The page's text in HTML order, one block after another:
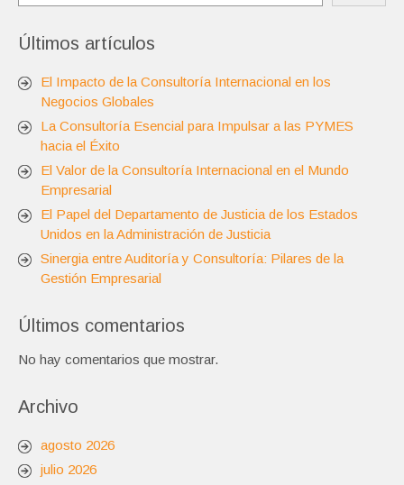
Últimos artículos
El Impacto de la Consultoría Internacional en los
Negocios Globales
La Consultoría Esencial para Impulsar a las PYMES
hacia el Éxito
El Valor de la Consultoría Internacional en el Mundo
Empresarial
El Papel del Departamento de Justicia de los Estados
Unidos en la Administración de Justicia
Sinergia entre Auditoría y Consultoría: Pilares de la
Gestión Empresarial
Últimos comentarios
No hay comentarios que mostrar.
Archivo
agosto 2026
julio 2026